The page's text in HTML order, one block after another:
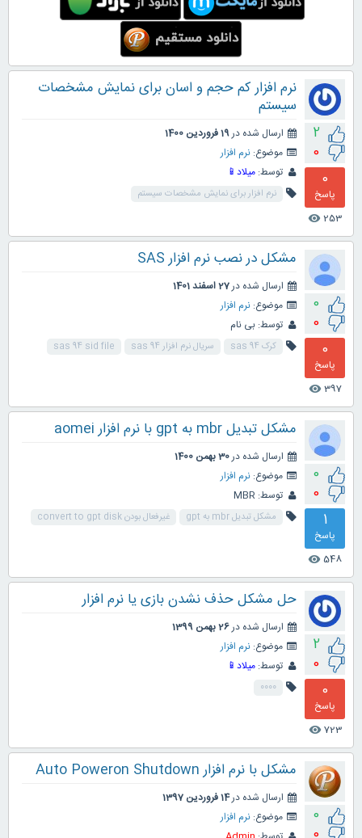
2
0
0
پاسخ
253
visibility
نرم افزار کم حجم و اسان برای نمایش مشخصات
سیستم
ارسال شده در19 فروردین 1400
موضوع: نرم افزار
توسط: میلاد📱
نرم افزار برای نمایش مشخصات سیستم
0
0
0
پاسخ
397
visibility
مشکل در نصب نرم افزار SAS
ارسال شده در27 اسفند 1401
موضوع: نرم افزار
توسط: بی نام
کرک sas 94 سریال نرم افزار sas 94 sas 94 sid file
0
0
1
پاسخ
548
visibility
مشکل تبدیل mbr به gpt با نرم افزار aomei
ارسال شده در30 بهمن 1400
موضوع: نرم افزار
توسط: MBR
مشکل تبدیل mbr به gpt غیرفعال بودن convert to gpt disk
2
0
0
پاسخ
723
visibility
حل مشکل حذف نشدن بازی یا نرم افزار
ارسال شده در26 بهمن 1399
موضوع: نرم افزار
توسط: میلاد📱
0000
0
مشکل با نرم افزار Auto Poweron Shutdown
ارسال شده در14 فروردین 1397
موضوع: نرم افزار